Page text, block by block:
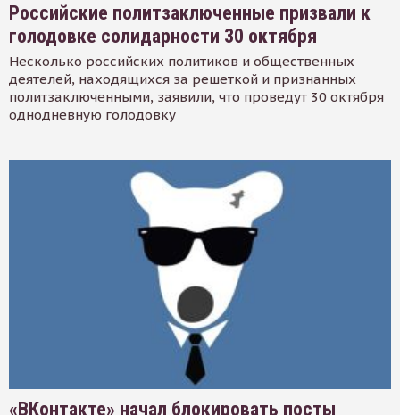
Российские политзаключенные призвали к
голодовке солидарности 30 октября
Несколько российских политиков и общественных
деятелей, находящихся за решеткой и признанных
политзаключенными, заявили, что проведут 30 октября
однодневную голодовку
«ВКонтакте» начал блокировать посты